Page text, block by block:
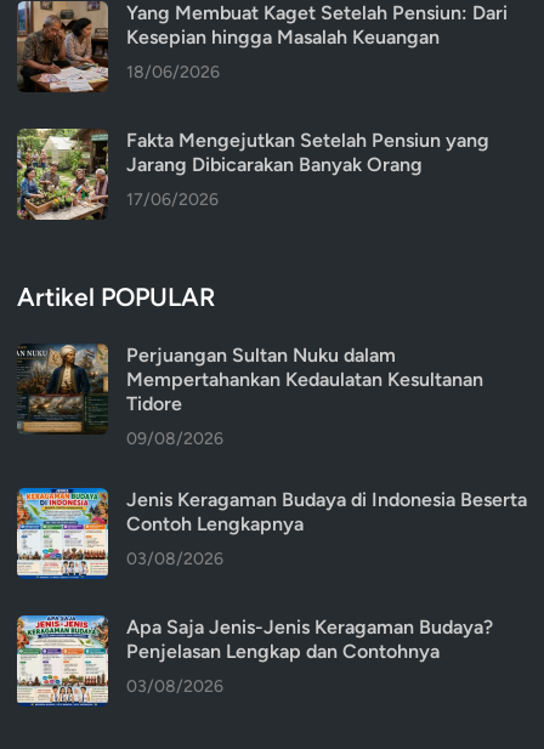
Yang Membuat Kaget Setelah Pensiun: Dari
Kesepian hingga Masalah Keuangan
18/06/2026
Fakta Mengejutkan Setelah Pensiun yang
Jarang Dibicarakan Banyak Orang
17/06/2026
Artikel POPULAR
Perjuangan Sultan Nuku dalam
Mempertahankan Kedaulatan Kesultanan
Tidore
09/08/2026
Jenis Keragaman Budaya di Indonesia Beserta
Contoh Lengkapnya
03/08/2026
Apa Saja Jenis-Jenis Keragaman Budaya?
Penjelasan Lengkap dan Contohnya
03/08/2026